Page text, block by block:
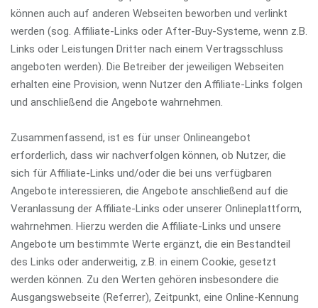
können auch auf anderen Webseiten beworben und verlinkt
werden (sog. Affiliate-Links oder After-Buy-Systeme, wenn z.B.
Links oder Leistungen Dritter nach einem Vertragsschluss
angeboten werden). Die Betreiber der jeweiligen Webseiten
erhalten eine Provision, wenn Nutzer den Affiliate-Links folgen
und anschließend die Angebote wahrnehmen.
Zusammenfassend, ist es für unser Onlineangebot
erforderlich, dass wir nachverfolgen können, ob Nutzer, die
sich für Affiliate-Links und/oder die bei uns verfügbaren
Angebote interessieren, die Angebote anschließend auf die
Veranlassung der Affiliate-Links oder unserer Onlineplattform,
wahrnehmen. Hierzu werden die Affiliate-Links und unsere
Angebote um bestimmte Werte ergänzt, die ein Bestandteil
des Links oder anderweitig, z.B. in einem Cookie, gesetzt
werden können. Zu den Werten gehören insbesondere die
Ausgangswebseite (Referrer), Zeitpunkt, eine Online-Kennung